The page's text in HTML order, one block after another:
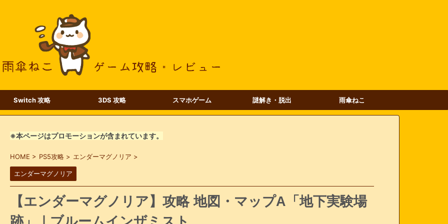
Switch 攻略 3DS 攻略 スマホゲーム 謎解き・脱出 雨傘ねこ
※本ページはプロモーションが含まれています。
HOME > PS5攻略 > エンダーマグノリア >
エンダーマグノリア
【エンダーマグノリア】攻略 地図・マップA「地下実験場